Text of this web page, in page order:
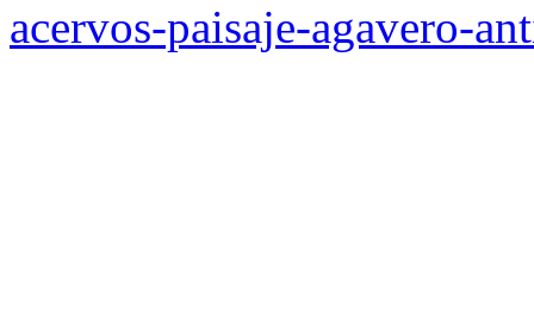
acervos-paisaje-agavero-